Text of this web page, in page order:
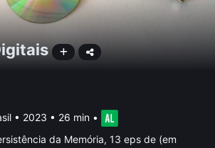
• 2023 • 26 min •
da Memória, 13 eps de (em